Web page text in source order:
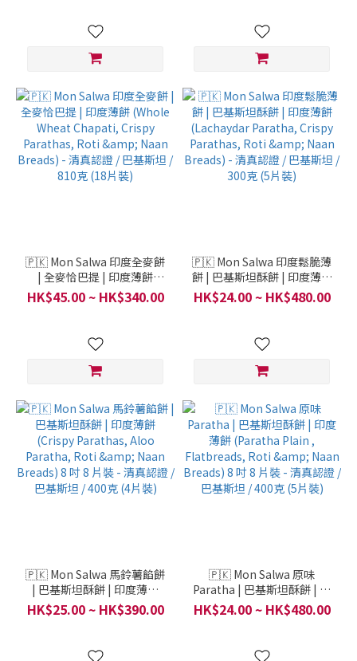
坦 / 400克 (5片裝)
🇵🇰 Mon Salwa 印度全麥餅
| 全麥恰巴提 | 印度薄餅
(Whole Wheat Chapati,
Crispy Parathas, Roti &
巴基斯坦 / 810克 (18片裝)
HK$45.00 ~ HK$340.00
🇵🇰 Mon Salwa 印度鬆脆薄
餅 | 巴基斯坦酥餅 | 印度薄餅
(Lachaydar Paratha, Crispy
Parathas, Roti & Naan
坦 / 300克 (5片裝)
HK$24.00 ~ HK$480.00
🇵🇰 Mon Salwa 馬鈴薯餡餅
| 巴基斯坦酥餅 | 印度薄餅
(Crispy Parathas, Aloo
Paratha, Roti & Naan
證 / 巴基斯坦 / 400克 (4片裝)
HK$25.00 ~ HK$390.00
🇵🇰 Mon Salwa 原味
Paratha | 巴基斯坦酥餅 | 印
度薄餅 (Paratha Plain ,
Flatbreads, Roti & Naan
證 / 巴基斯坦 / 400克 (5片裝)
HK$24.00 ~ HK$480.00